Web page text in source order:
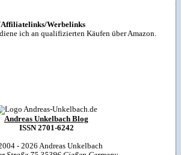
Werbelinks
ich an qualifizierten Käufen über Amazon.
Andreas Unkelbach Blog
ISSN 2701-6242
- 2026 Andreas Unkelbach